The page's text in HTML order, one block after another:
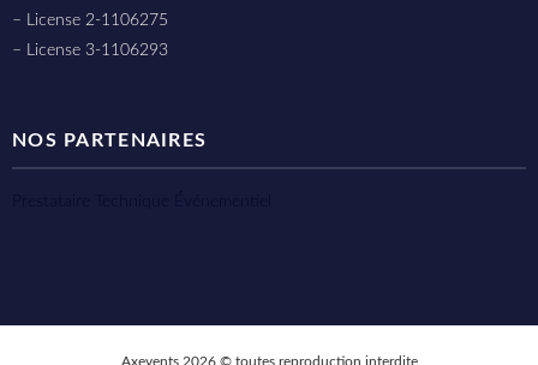
– License 2-1106275
– License 3-1106293
NOS PARTENAIRES
Axevents 2026 © toutes reproduction interdite